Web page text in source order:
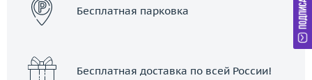
Бесплатная парковка
Бесплатная доставка по всей России!